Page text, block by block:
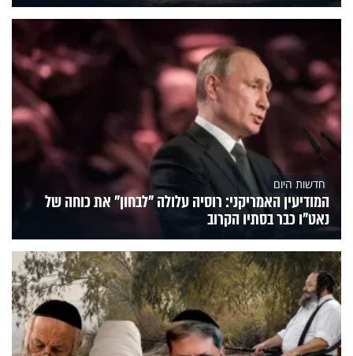
חדשות היום
המודיעין האמריקני: רוסיה עלולה "לבחון" את כוחה של
נאט"ו כבר בסתיו הקרוב